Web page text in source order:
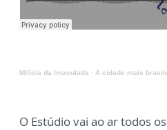
Milícia da Imaculada · A cidade mais
O Estúdio vai ao ar todos